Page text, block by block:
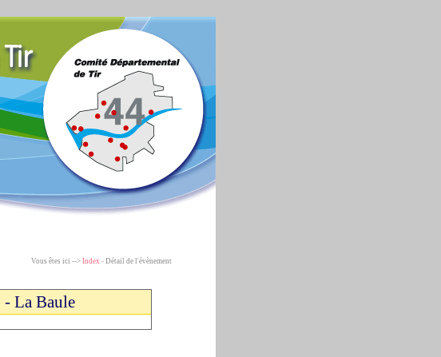
Vous êtes ici --> Index - Détail de l'évènement
La Baule